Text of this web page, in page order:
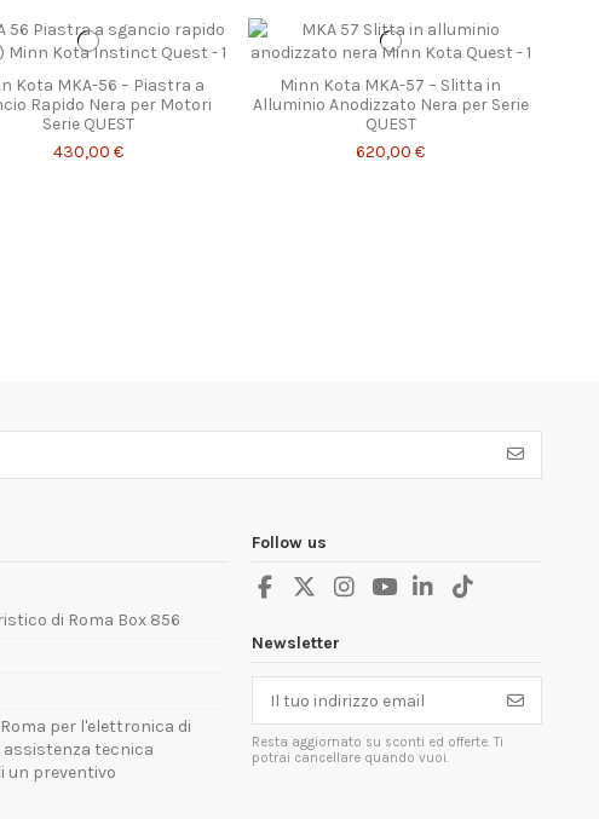
Kota MKA-56 – Piastra a
Rapido Nera per Motori
Serie QUEST
430,00 €
Minn Kota MKA-57 – Slitta in
Alluminio Anodizzato Nera per Serie
QUEST
620,00 €
di Roma Box 856
per l'elettronica di
assistenza tecnica
un preventivo
Follow us
Newsletter
Resta aggiornato su sconti ed offerte. Ti
potrai cancellare quando vuoi.